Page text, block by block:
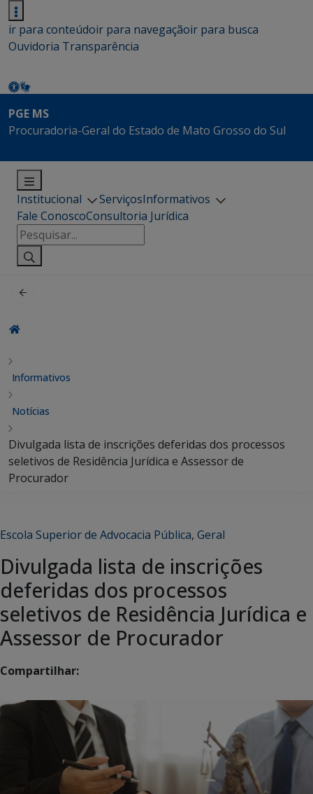
ir para conteúdoir para navegaçãoir para busca
Ouvidoria Transparência
PGE MS
Procuradoria-Geral do Estado de Mato Grosso do Sul
Institucional ServiçosInformativos
Fale ConoscoConsultoria Jurídica
Pesquisar
por:
Informativos
Notícias
Divulgada lista de inscrições deferidas dos processos
seletivos de Residência Jurídica e Assessor de
Procurador
Escola Superior de Advocacia Pública, Geral
Divulgada lista de inscrições
deferidas dos processos
seletivos de Residência Jurídica e
Assessor de Procurador
Compartilhar: